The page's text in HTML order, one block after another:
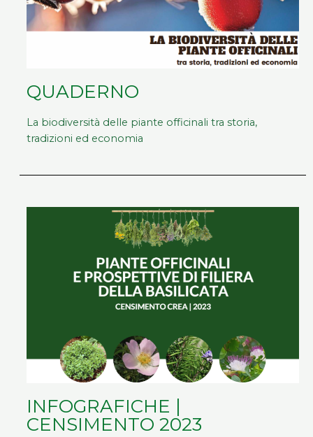
QUADERNO
La biodiversità delle piante officinali tra storia,
tradizioni ed economia
INFOGRAFICHE |
CENSIMENTO 2023